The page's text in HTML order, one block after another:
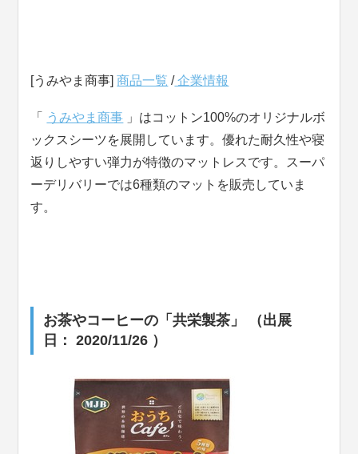
[うみやま商事]商品一覧 /企業情報
「 うみやま商事 」はコットン100%のオリジナルボ
ックスシーツを展開しています。優れた耐久性や寝
返りしやすい弾力が特徴のマットレスです。スーパ
ーデリバリーでは6種類のマットを販売していま
す。
お茶やコーヒーの「共栄製茶」 （出展
日： 2020/11/26 ）